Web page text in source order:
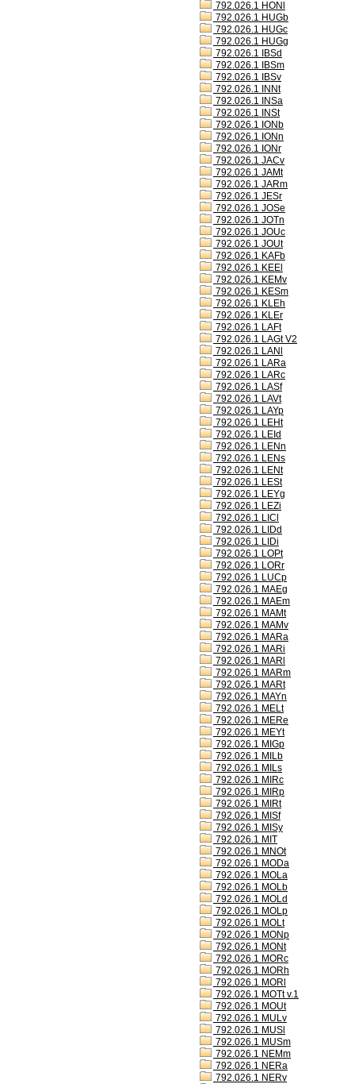
792.026.1 HONl
792.026.1 HUGb
792.026.1 HUGc
792.026.1 HUGg
792.026.1 IBSd
792.026.1 IBSm
792.026.1 IBSv
792.026.1 INNt
792.026.1 INSa
792.026.1 INSt
792.026.1 IONb
792.026.1 IONn
792.026.1 IONr
792.026.1 JACv
792.026.1 JAMt
792.026.1 JARm
792.026.1 JESr
792.026.1 JOSe
792.026.1 JOTn
792.026.1 JOUc
792.026.1 JOUt
792.026.1 KAFb
792.026.1 KEEl
792.026.1 KEMv
792.026.1 KESm
792.026.1 KLEh
792.026.1 KLEr
792.026.1 LAFt
792.026.1 LAGt V2
792.026.1 LANl
792.026.1 LARa
792.026.1 LARc
792.026.1 LASf
792.026.1 LAVt
792.026.1 LAYp
792.026.1 LEHt
792.026.1 LEId
792.026.1 LENn
792.026.1 LENs
792.026.1 LENt
792.026.1 LESt
792.026.1 LEYg
792.026.1 LEZi
792.026.1 LICl
792.026.1 LIDd
792.026.1 LIDi
792.026.1 LOPt
792.026.1 LORr
792.026.1 LUCp
792.026.1 MAEg
792.026.1 MAEm
792.026.1 MAMt
792.026.1 MAMv
792.026.1 MARa
792.026.1 MARi
792.026.1 MARl
792.026.1 MARm
792.026.1 MARt
792.026.1 MAYn
792.026.1 MELt
792.026.1 MERe
792.026.1 MEYt
792.026.1 MIGp
792.026.1 MILb
792.026.1 MILs
792.026.1 MIRc
792.026.1 MIRp
792.026.1 MIRt
792.026.1 MISf
792.026.1 MISy
792.026.1 MIT
792.026.1 MNOt
792.026.1 MODa
792.026.1 MOLa
792.026.1 MOLb
792.026.1 MOLd
792.026.1 MOLp
792.026.1 MOLt
792.026.1 MONp
792.026.1 MONt
792.026.1 MORc
792.026.1 MORh
792.026.1 MORl
792.026.1 MOTt v.1
792.026.1 MOUt
792.026.1 MULv
792.026.1 MUSl
792.026.1 MUSm
792.026.1 NEMm
792.026.1 NERa
792.026.1 NERv